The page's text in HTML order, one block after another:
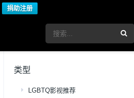
捐助注册
类型
LGBTQ影视推荐